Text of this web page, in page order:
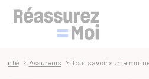
> Assureurs > Tout savoir sur la